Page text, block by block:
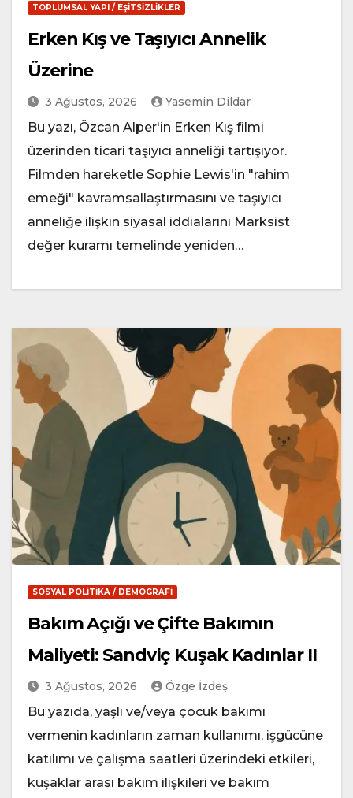
TOPLUMSAL YAPI / EŞITSIZLIKLER
Erken Kış ve Taşıyıcı Annelik
Üzerine
3 Ağustos, 2026 Yasemin Dildar
Bu yazı, Özcan Alper'in Erken Kış filmi
üzerinden ticari taşıyıcı anneliği tartışıyor.
Filmden hareketle Sophie Lewis'in "rahim
emeği" kavramsallaştırmasını ve taşıyıcı
anneliğe ilişkin siyasal iddialarını Marksist
değer kuramı temelinde yeniden…
SOSYAL POLITIKA / DEMOGRAFI
Bakım Açığı ve Çifte Bakımın
Maliyeti: Sandviç Kuşak Kadınlar II
3 Ağustos, 2026 Özge İzdeş
Bu yazıda, yaşlı ve/veya çocuk bakımı
vermenin kadınların zaman kullanımı, işgücüne
katılımı ve çalışma saatleri üzerindeki etkileri,
kuşaklar arası bakım ilişkileri ve bakım